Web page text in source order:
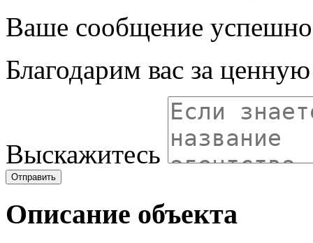
Ваше сообщение успешно
Благодарим вас за
Выскажитесь
Отправить
Описание объекта